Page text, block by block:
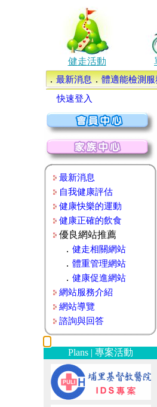
健走活動
．最新消息．體適能檢測服
快速登入
最新消息
自我健康評估
健康快樂的運動
健康正確的飲食
優良網站推薦
． 健走相關網站
． 體重管理網站
． 健康促進網站
網站服務介紹
網站導覽
諮詢與回答
Plans | 專案活動